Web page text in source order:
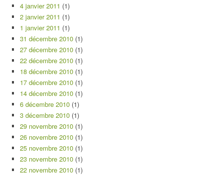
4 janvier 2011 (1)
2 janvier 2011 (1)
1 janvier 2011 (1)
31 décembre 2010 (1)
27 décembre 2010 (1)
22 décembre 2010 (1)
18 décembre 2010 (1)
17 décembre 2010 (1)
14 décembre 2010 (1)
6 décembre 2010 (1)
3 décembre 2010 (1)
29 novembre 2010 (1)
26 novembre 2010 (1)
25 novembre 2010 (1)
23 novembre 2010 (1)
22 novembre 2010 (1)